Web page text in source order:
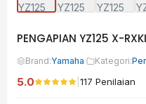
PENGAPIAN YZ125 X-
Brand:Yamaha· Kategori:
5.0 117 Penilaian